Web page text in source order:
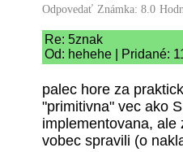
Odpovedať Známka: 8.0
Re: 5znak
Od: hehehe | Pridané:
palec hore za
"primitivna" vec ako
implementovana, ale
vobec spravili (o